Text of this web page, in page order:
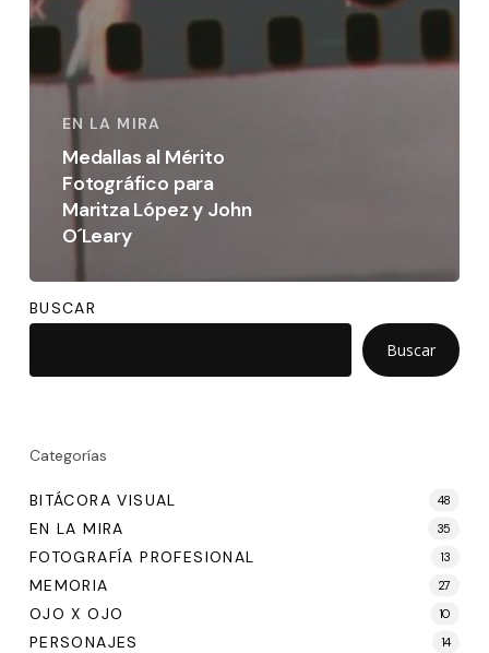
EN LA MIRA
Medallas al Mérito
Fotográfico para
Maritza López y John
O´Leary
BUSCAR
Buscar
Categorías
BITÁCORA VISUAL 48
EN LA MIRA 35
FOTOGRAFÍA PROFESIONAL 13
MEMORIA 27
OJO X OJO 10
PERSONAJES 14